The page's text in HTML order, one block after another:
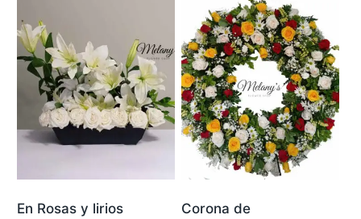
En Rosas y lirios
Corona de